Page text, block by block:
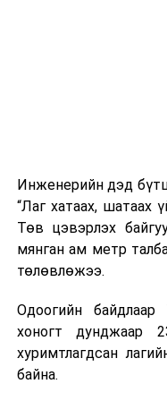
өдөр тутмын ажлын
практик ур
Сургалтыг
жишээнд суурилсан
танилцах, онцгой
онол, практик
байна.
Инженерийн дэд
“Лаг хатаах, шатаах
Төв цэвэрлэх
мянган ам метр
төлөвлөжээ.
Одоогийн байдлаар
хоногт дунджаар
хуримтлагдсан
байна.